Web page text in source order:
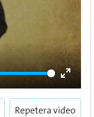
Enter
Repetera video